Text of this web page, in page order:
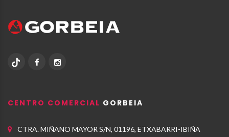
CENTRO COMERCIAL GORBEIA
CTRA. MIÑANO MAYOR S/N, 01196, ETXABARRI-IBIÑA